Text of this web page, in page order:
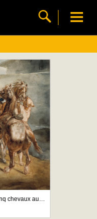
Le marché aux chevaux : cinq chevaux au piquet